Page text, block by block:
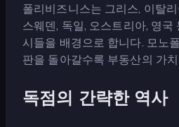
폴리비즈니스는 그리스, 이탈
스웨덴, 독일, 오스트리아, 영
시들을 배경으로 합니다. 모노
판을 돌아갈수록 부동산의 가
독점의 간략한 역사